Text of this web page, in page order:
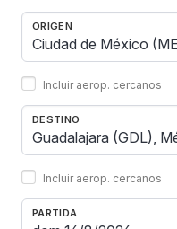
ORIGEN
Incluir aerop. cercanos
DESTINO
Incluir aerop. cercanos
PARTIDA